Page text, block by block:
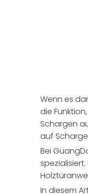
Wenn es
die
Schargen
auf
Bei
In diesem